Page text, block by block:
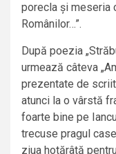
porecla și meseria
Românilor…”.
După poezia
urmează câteva
prezentate de
atunci la o vârstă
foarte bine pe
trecuse pragul
ziua hotărâtă